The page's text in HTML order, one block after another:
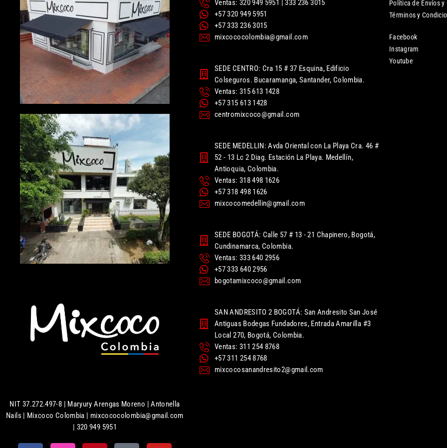
NIT 37.272.497-8 | Maryury Arengas Moreno | Antonella
Nails | Mixcoco Colombia | mixcococolombia@gmail.com
| 320 949 5951
Ventas: 320 949 5951 | 333 236 3015
+57 320 949 5951
+57 333 236 3015
mixcococolombia@gmail.com
SEDE CENTRO: Cra 15 # 37 Esquina, Edificio
Colseguros. Bucaramanga, Santander, Colombia.
Ventas: 315 613 1428
+57 315 613 1428
centromixcoco@gmail.com
SEDE MEDELLIN: Avda Oriental con La Playa Cra. 46 #
52 - 13 Lc 2 Diag. Estación La Playa. Medellín,
Antioquia, Colombia.
Ventas: 318 498 1626
+57 318 498 1626
mixcocomedellin@gmail.com
SEDE BOGOTÁ: Calle 57 # 13 - 21 Chapinero, Bogotá,
Cundinamarca, Colombia.
Ventas: 333 640 2956
+57 333 640 2956
bogotamixcoco@gmail.com
SAN ANDRESITO 2 BOGOTÁ: San Andresito San José
Antiguas Bodegas Fundadores, Entrada Amarilla #3
Local 270, Bogotá, Colombia.
Ventas: 311 254 8768
+57 311 254 8768
mixcocosanandresito2@gmail.com
Política de Envíos y
Términos y
Facebook
Instagram
Youtube